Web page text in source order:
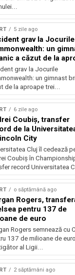
5 zile ago
grav la Jocurile
un
a căzut de la
grav la Jocurile
un gimnast
de la aproape trei...
6 zile ago
Coubiș, transfer
de la
City
Cluj îl cedează
Coubiș în
record Universitatea
o săptămână ago
Rogers,
pentru 137 de
de euro
Rogers semnează cu
137 de milioane de euro
al Ligii...
2 săptămâni ago